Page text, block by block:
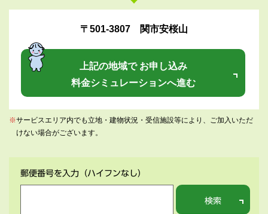
〒501-3807 関市安桜山
上記の地域で お申し込み
料金シミュレーションへ進む
※サービスエリア内でも立地・建物状況・受信施設等により、ご加入いただ
けない場合がございます。
郵便番号を入力 （ハイフンなし）
検索